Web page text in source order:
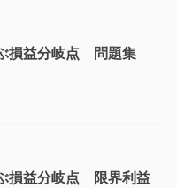
損益分岐点 問題集
損益分岐点 限界利益